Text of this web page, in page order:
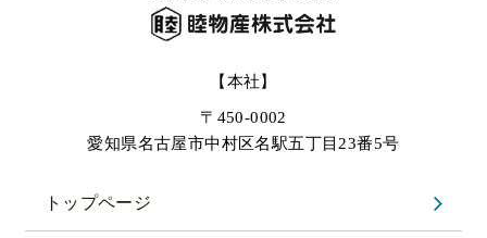
【本社】
〒450-0002
愛知県名古屋市中村区名駅五丁目23番5号
トップページ